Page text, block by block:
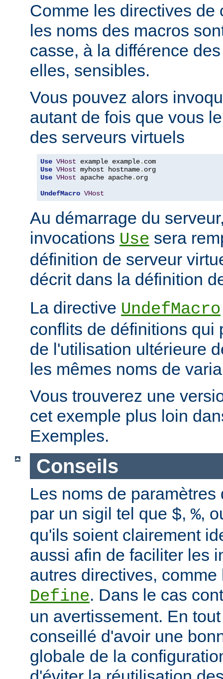
Comme les directives de
les noms des macros
casse, à la différence
elles, sensibles.
Vous pouvez alors
autant de fois que vous
des serveurs virtuels
Use VHost example example.
Use VHost myhost hostname.
Use VHost apache apache. org
UndefMacro VHost
Au démarrage du
invocations Use sera
définition de serveur
décrit dans la définition
La directive UndefMacro
conflits de définitions qui
de l'utilisation ultérieure
les mêmes noms de
Vous trouverez une
cet exemple plus loin
Exemples.
Conseils
Les noms de
par un sigil tel que $, %,
qu'ils soient clairement
aussi afin de faciliter les
autres directives,
Define. Dans le cas
un avertissement. En
conseillé d'avoir une
globale de la